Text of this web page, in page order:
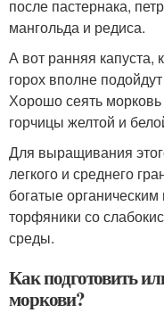
после пастернака,
мангольда и редиса.
А вот ранняя капуста,
горох вполне
Хорошо сеять
горчицы желтой и
Для выращивания
легкого и среднего
богатые
торфяники со
среды.
Как подготовить
моркови?